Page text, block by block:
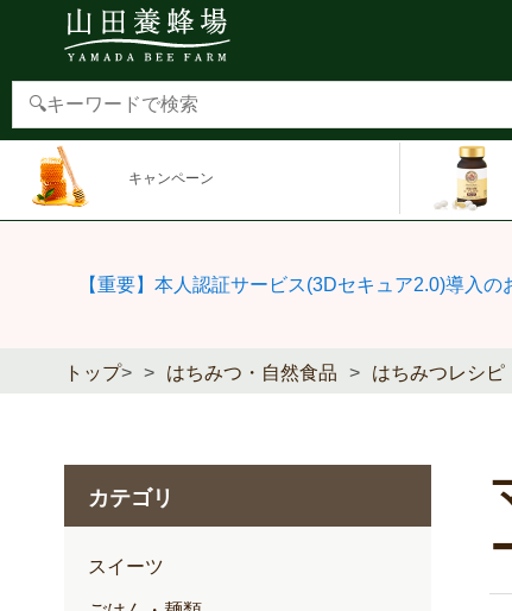
キャンペーン
【重要】本人認証サービス(3Dセキュア2.0)導入の
トップ> はちみつ・自然食品 はちみつレシピ
カテゴリ
スイーツ